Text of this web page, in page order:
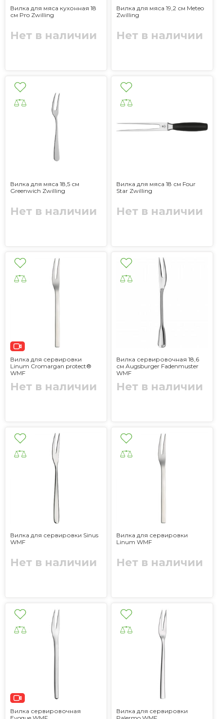
Вилка для мяса кухонная 18
см Pro Zwilling
Нет в наличии
Вилка для мяса 19,2 см Meteo
Zwilling
Нет в наличии
Вилка для мяса 18,5 см
Greenwich Zwilling
Нет в наличии
Вилка для мяса 18 см Four
Star Zwilling
Нет в наличии
Вилка для сервировки
Linum Cromargan protect®
WMF
Нет в наличии
Вилка сервировочная 18,6
см Augsburger Fadenmuster
WMF
Нет в наличии
Вилка для сервировки Sinus
WMF
Нет в наличии
Вилка для сервировки
Linum WMF
Нет в наличии
Вилка сервировочная
Вилка для сервировки